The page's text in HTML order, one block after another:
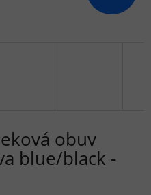
obuv
blue/black -